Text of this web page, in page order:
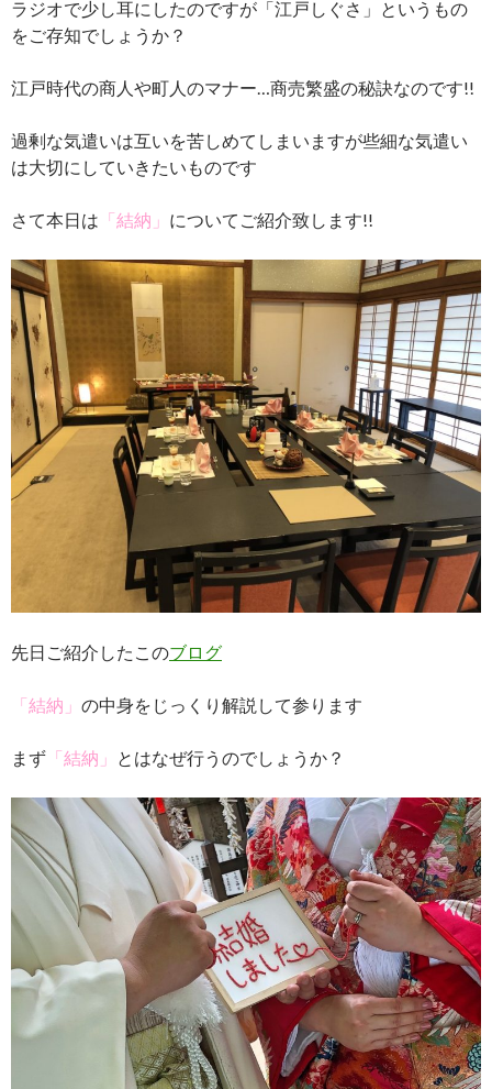
ラジオで少し耳にしたのですが「江戸しぐさ」というもの
をご存知でしょうか？
江戸時代の商人や町人のマナー…商売繁盛の秘訣なのです!!
過剰な気遣いは互いを苦しめてしまいますが些細な気遣い
は大切にしていきたいものです
さて本日は 「結納」 についてご紹介致します!!
先日ご紹介したこのブログ
「結納」 の中身をじっくり解説して参ります
まず 「結納」 とはなぜ行うのでしょうか？